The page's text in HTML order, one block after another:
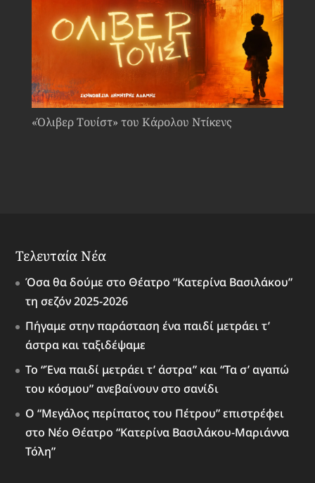
«Όλιβερ Τουίστ» του Κάρολου Ντίκενς
Τελευταία Νέα
Όσα θα δούμε στο Θέατρο “Κατερίνα Βασιλάκου”
τη σεζόν 2025-2026
Πήγαμε στην παράσταση ένα παιδί μετράει τ’
άστρα και ταξιδέψαμε
Το “Ένα παιδί μετράει τ’ άστρα” και “Τα σ’ αγαπώ
του κόσμου” ανεβαίνουν στο σανίδι
Ο “Μεγάλος περίπατος του Πέτρου” επιστρέφει
στο Νέο Θέατρο “Κατερίνα Βασιλάκου-Μαριάννα
Τόλη”